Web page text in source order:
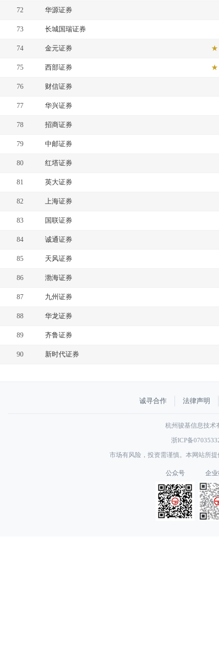
72 华源证券
73 长城国瑞证券
74 金元证券
75 西部证券
76 财信证券
77 华兴证券
78 招商证券
79 中邮证券
80 红塔证券
81 英大证券
82 上海证券
83 国联证券
84 诚通证券
85 天风证券
86 渤海证券
87 九州证券
88 华龙证券
89 齐鲁证券
90 新时代证券
诚寻合作 法律声明
杭州骏基信息技术
浙ICP备
市场有风险，投资需谨慎。本网站所
公众号 企